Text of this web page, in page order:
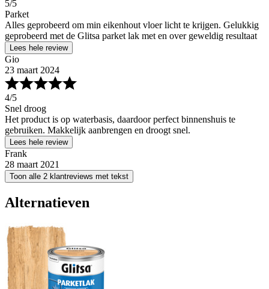
5/5
Parket
Alles geprobeerd om min eikenhout vloer licht te krijgen. Gelukkig
geprobeerd met de Glitsa parket lak met en over geweldig resultaat
Lees hele review
Gio
23 maart 2024
4/5
Snel droog
Het product is op waterbasis, daardoor perfect binnenshuis te
gebruiken. Makkelijk aanbrengen en droogt snel.
Lees hele review
Frank
28 maart 2021
Toon alle 2 klantreviews met tekst
Alternatieven